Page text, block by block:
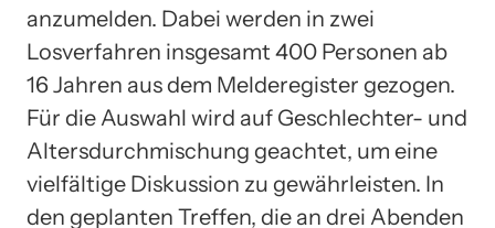
anzumelden. Dabei werden in zwei
Losverfahren insgesamt 400 Personen ab
16 Jahren aus dem Melderegister gezogen.
Für die Auswahl wird auf Geschlechter- und
Altersdurchmischung geachtet, um eine
vielfältige Diskussion zu gewährleisten. In
den geplanten Treffen, die an drei Abenden